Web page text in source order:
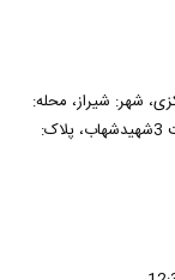
شهر: شیراز، محله:
مشیر فاطمی، خیابان سیدجمال الدین اسدآبادی، بن بست 3شهیدشهاب، پلاک: